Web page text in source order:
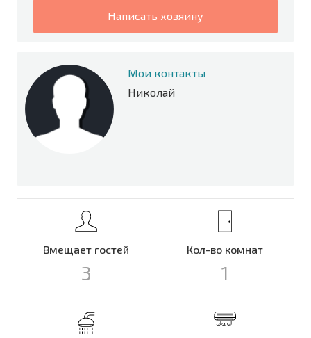
написать хозяину
Мои контакты
Николай
Вмещает гостей
3
Кол-во комнат
1